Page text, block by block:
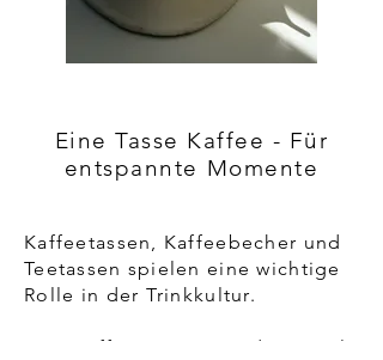
Eine Tasse Kaffee - Für
entspannte Momente
Kaffeetassen, Kaffeebecher und
Teetassen spielen eine wichtige
Rolle in der Trinkkultur.
Eine Kaffeetasse ist in der Regel